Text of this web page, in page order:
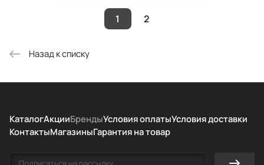
1 2
Назад к списку
КаталогАкцииБрендыУсловия оплатыУсловия доставки
КонтактыМагазиныГарантия на товар